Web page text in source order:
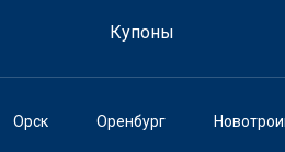
Купоны
Орск Оренбург